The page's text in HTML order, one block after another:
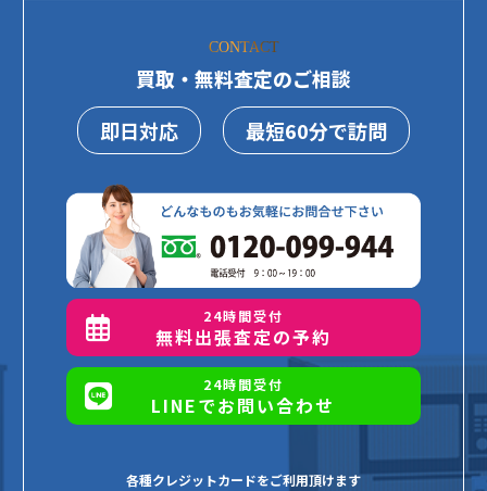
CONTACT
買取・無料査定のご相談
即日対応
最短60分で訪問
24時間受付
無料出張査定の予約
24時間受付
LINEでお問い合わせ
各種クレジットカードをご利用頂けます